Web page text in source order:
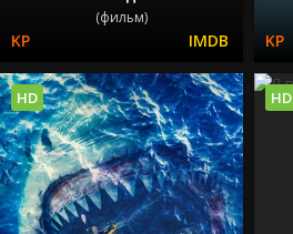
(фильм)
HD HD